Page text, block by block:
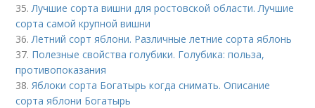
35.Лучшие сорта вишни для ростовской области. Лучшие
сорта самой крупной вишни
36.Летний сорт яблони. Различные летние сорта яблонь
37. Полезные свойства голубики. Голубика: польза,
противопоказания
38.Яблоки сорта Богатырь когда снимать. Описание
сорта яблони Богатырь